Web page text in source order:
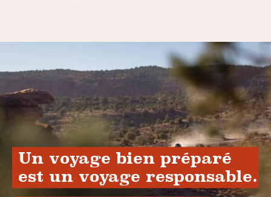
Un voyage bien préparé
est un voyage responsable.